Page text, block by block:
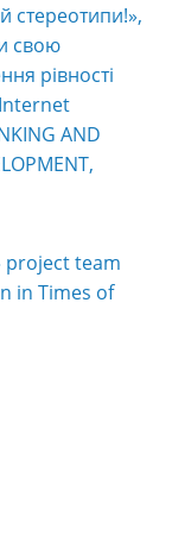
стереотипи!»,
свою
рівності
AND
project team
in Times of